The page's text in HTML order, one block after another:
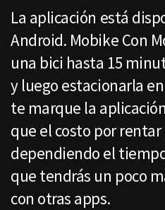
La aplicación está
Android. Mobike Con
una bici hasta 15
y luego estacionarla
te marque la
que el costo por
dependiendo el
que tendrás un poco
con otras apps.